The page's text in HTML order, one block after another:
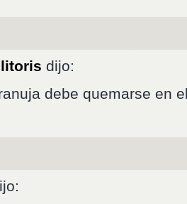
dijo:
debe quemarse en